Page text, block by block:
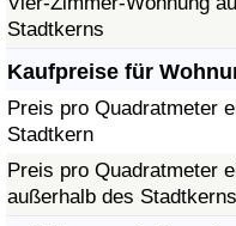
Stadtkerns
Kaufpreise für
Preis pro Quadratmeter
Stadtkern
Preis pro Quadratmeter
außerhalb des Stadtkerns
Kriminalitäts-Index
Kriminalitäts-Index
Kriminalitätsindex